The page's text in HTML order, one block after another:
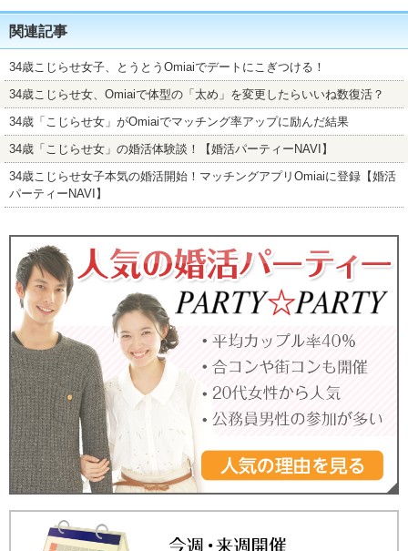
関連記事
34歳こじらせ女子、とうとうOmiaiでデートにこぎつける！
34歳こじらせ女、Omiaiで体型の「太め」を変更したらいいね数復活？
34歳「こじらせ女」がOmiaiでマッチング率アップに励んだ結果
34歳「こじらせ女」の婚活体験談！【婚活パーティーNAVI】
34歳こじらせ女子本気の婚活開始！マッチングアプリOmiaiに登録【婚活
パーティーNAVI】